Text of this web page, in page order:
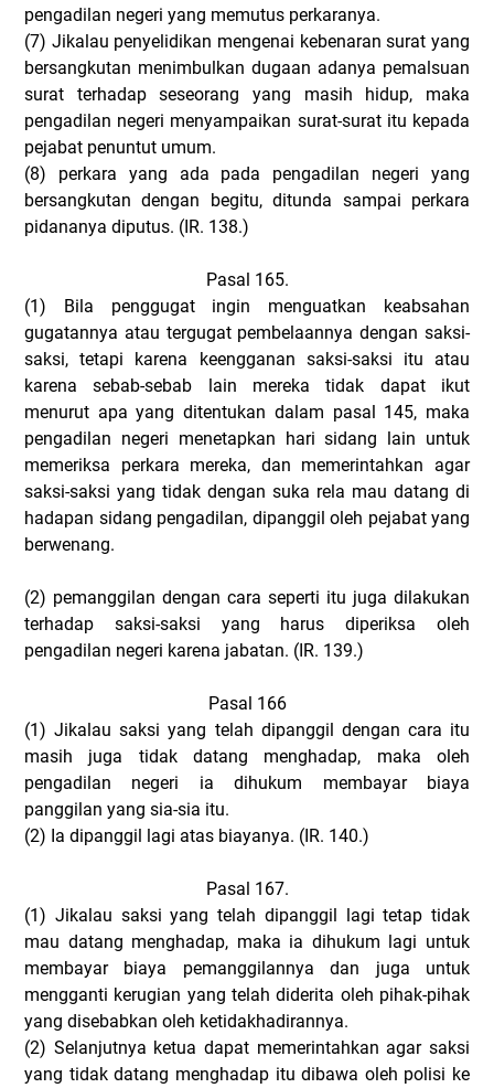
pengadilan negeri yang memutus perkaranya.
(7) Jikalau penyelidikan mengenai kebenaran surat yang
bersangkutan menimbulkan dugaan adanya pemalsuan
surat terhadap seseorang yang masih hidup, maka
pengadilan negeri menyampaikan surat-surat itu kepada
pejabat penuntut umum.
(8)
perkara yang ada pada pengadilan negeri yang
bersangkutan dengan begitu, ditunda sampai perkara
pidananya diputus. (IR. 138.)
Pasal 165.
(1)
Bila penggugat ingin menguatkan keabsahan
gugatannya atau tergugat pembelaannya dengan saksi-
saksi, tetapi karena keengganan saksi-saksi itu atau
karena sebab-sebab lain mereka tidak dapat ikut
menurut apa yang ditentukan dalam pasal 145, maka
pengadilan negeri menetapkan hari sidang lain untuk
memeriksa perkara mereka, dan memerintahkan agar
saksi-saksi yang tidak dengan suka rela mau datang di
hadapan sidang pengadilan, dipanggil oleh pejabat yang
berwenang.
(2) pemanggilan dengan cara seperti itu juga dilakukan
terhadap saksi-saksi yang harus diperiksa oleh
pengadilan negeri karena jabatan. (IR. 139.)
Pasal 166
(1) Jikalau saksi yang telah dipanggil dengan cara itu
masih juga tidak datang menghadap, maka oleh
pengadilan negeri ia dihukum membayar biaya
panggilan yang sia-sia itu.
(2) Ia dipanggil lagi atas biayanya. (IR. 140.)
Pasal 167.
(1) Jikalau saksi yang telah dipanggil lagi tetap tidak
mau datang menghadap, maka ia dihukum lagi untuk
membayar biaya pemanggilannya dan juga untuk
mengganti kerugian yang telah diderita oleh pihak-pihak
yang disebabkan oleh ketidakhadirannya.
(2) Selanjutnya ketua dapat memerintahkan agar saksi
yang tidak datang menghadap itu dibawa oleh polisi ke